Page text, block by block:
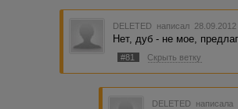
DELETED написал
Нет, дуб - не мое,
#81 Скрыть ветку
DELETED написала